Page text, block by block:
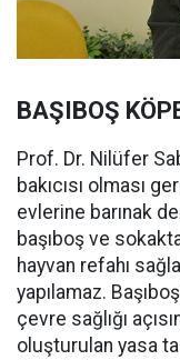
BAŞIBOŞ
Prof. Dr. Nilüfer
bakıcısı olması
evlerine barınak
başıboş ve
hayvan refahı
yapılamaz.
çevre sağlığı
oluşturulan yasa